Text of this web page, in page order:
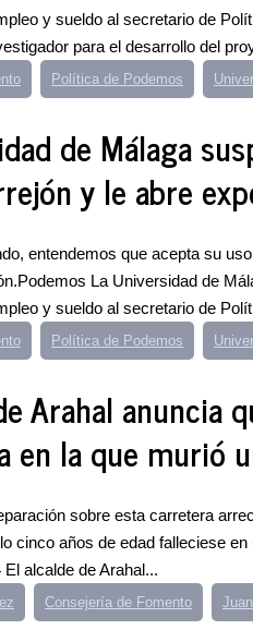
y sueldo al secretario de
para el desarrollo del
Política de Podemos
de Málaga
y le abre
entendemos que acepta su
La Universidad de
y sueldo al secretario de
Política de Podemos
Arahal anuncia
en la que murió
sobre esta carretera
cinco años de edad falleciese
alcalde de Arahal...
Consejería de Fomento